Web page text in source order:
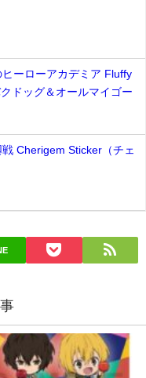
ヒーローアカデミア Fluffy
ドッグ＆オールマイゴー
戦 Cherigem Sticker（チェ